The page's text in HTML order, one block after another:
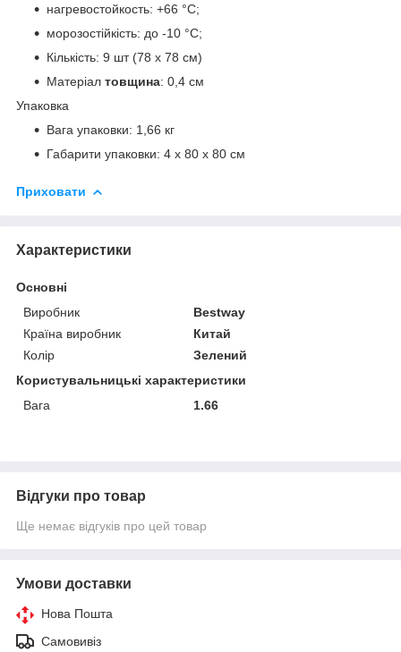
нагревостойкость: +66 °C;
морозостійкість: до -10 °C;
Кількість: 9 шт (78 х 78 см)
Матеріал товщина: 0,4 см
Упаковка
Вага упаковки: 1,66 кг
Габарити упаковки: 4 x 80 x 80 см
Приховати
Характеристики
Основні
Виробник
Bestway
Країна виробник
Китай
Колір
Зелений
Користувальницькі характеристики
Вага
1.66
Відгуки про товар
Ще немає відгуків про цей товар
Умови доставки
Нова Пошта
Самовивіз